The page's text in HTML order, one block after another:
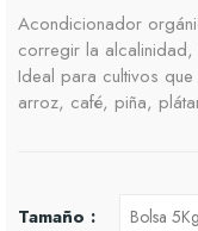
Acondicionador
corregir la alcalinidad,
Ideal para cultivos
arroz, café, piña,
Tamaño :